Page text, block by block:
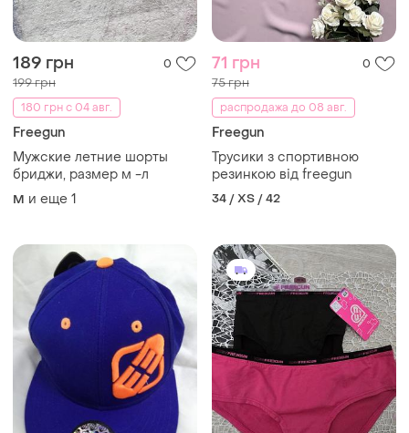
189 грн 0
199 грн
180 грн с 04 авг.
Freegun
Мужские летние шорты
бриджи, размер м -л
M и еще 1
71 грн 0
75 грн
распродажа до 08 авг.
Freegun
Трусики з спортивною
резинкою від freegun
34 / XS / 42